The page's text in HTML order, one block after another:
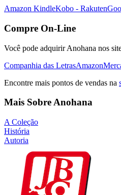
Amazon KindleKobo - Rakuten
Compre On-Line
Você pode adquirir Anohana nos
Companhia das LetrasAmazon
Encontre mais pontos de vendas na
Mais Sobre Anohana
A Coleção
História
Autoria